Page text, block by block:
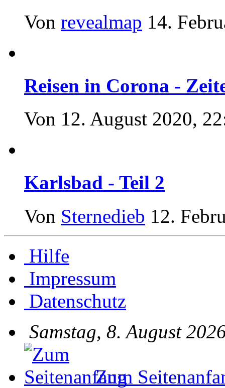
Von revealmap 14.
Reisen in Corona -
Von 12. August 2020,
Karlsbad - Teil 2
Von Sternedieb 12.
Hilfe
Impressum
Datenschutz
Samstag, 8. August
Zum